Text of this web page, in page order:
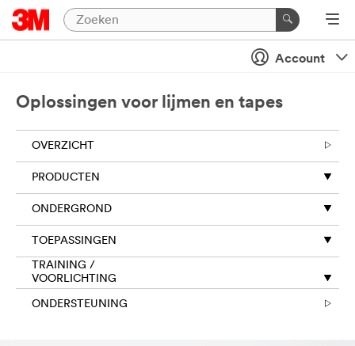
Account
Oplossingen voor lijmen en tapes
OVERZICHT
PRODUCTEN
ONDERGROND
TOEPASSINGEN
TRAINING /
VOORLICHTING
ONDERSTEUNING